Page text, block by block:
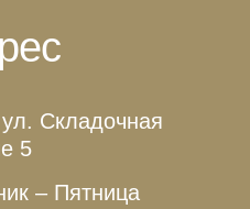
Складочная
5
– Пятница